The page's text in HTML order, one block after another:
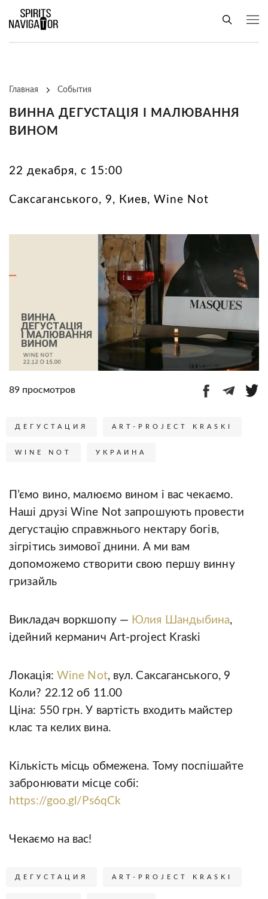
Главная События
ВИННА ДЕГУСТАЦІЯ І МАЛЮВАННЯ
ВИНОМ
22 декабря, с 15:00
Саксаганського, 9, Киев, Wine Not
89 просмотров
ДЕГУСТАЦИЯ ART-PROJECT KRASKI
WINE NOT УКРАИНА
П’ємо вино, малюємо вином і вас чекаємо.
Наші друзі Wine Not запрошують провести
дегустацію справжнього нектару богів,
зігрітись зимової днини. А ми вам
допоможемо створити свою першу винну
гризайль
Викладач воркшопу — Юлия Шандыбина,
ідейний керманич Art-project Kraski
Локація: Wine Not, вул. Саксаганського, 9
Коли? 22.12 об 11.00
Ціна: 550 грн. У вартість входить майстер
клас та келих вина.
Кiлькiсть мiсць обмежена. Тому поспiшайте
забронювати місце собі:
https://goo.gl/Ps6qCk
Чекаємо на вас!
ДЕГУСТАЦИЯ ART-PROJECT KRASKI